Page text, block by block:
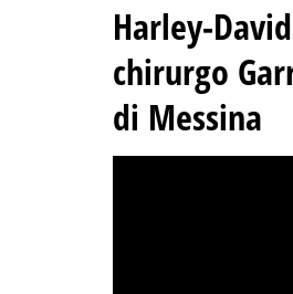
Harley-
chirurgo
di Messina